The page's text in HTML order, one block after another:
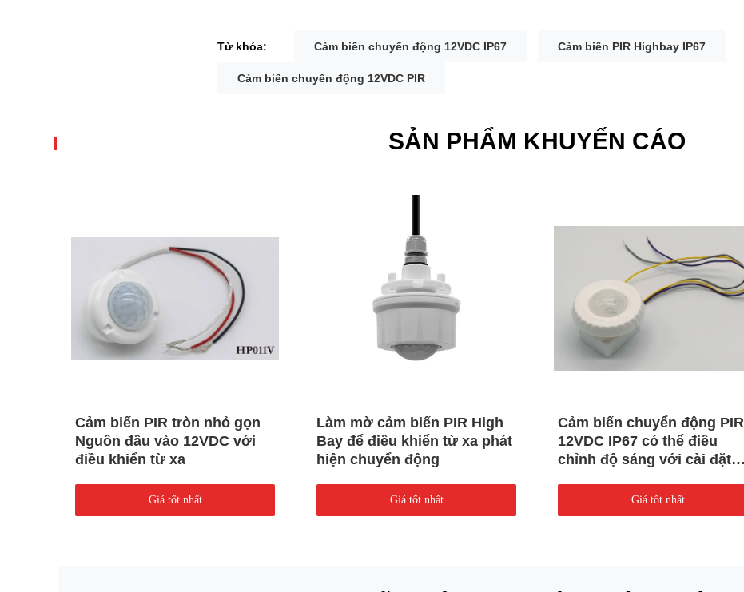
Từ khóa: Cảm biến chuyển động 12VDC IP67 Cảm biến PIR Highbay IP67
Cảm biến chuyển động 12VDC PIR
SẢN PHẨM KHUYẾN CÁO
Cảm biến PIR tròn nhỏ gọn
Nguồn đầu vào 12VDC với
điều khiển từ xa
Giá tốt nhất
Làm mờ cảm biến PIR High
Bay để điều khiển từ xa phát
hiện chuyển động
Giá tốt nhất
Cảm biến chuyển động PIR
12VDC IP67 có thể điều
chỉnh độ sáng với cài đặt
Giá tốt nhất